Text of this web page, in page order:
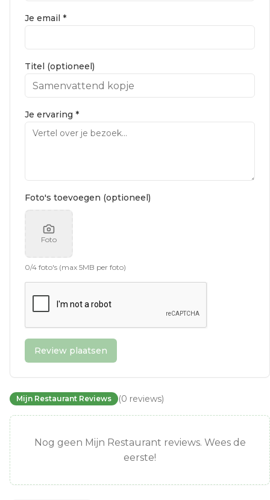
Je email *
Titel (optioneel)
Je ervaring *
Foto's toevoegen (optioneel)
Foto
0/4 foto's (max 5MB per foto)
Review plaatsen
Mijn Restaurant Reviews (0 reviews)
Nog geen Mijn Restaurant reviews. Wees de
eerste!